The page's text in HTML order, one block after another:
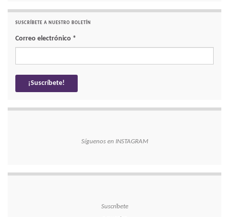
SUSCRÍBETE A NUESTRO BOLETÍN
Correo electrónico *
Síguenos en INSTAGRAM
Suscríbete